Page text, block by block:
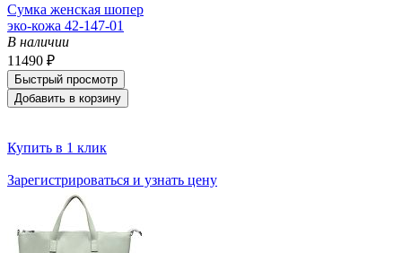
Сумка женская шопер
эко-кожа 42-147-01
В наличии
11490 ₽
Быстрый просмотр
Добавить в корзину
Купить в 1 клик
Зарегистрироваться и узнать цену